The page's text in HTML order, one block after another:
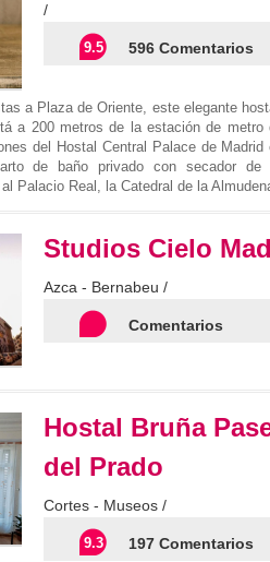
/
9.5 596 Comentarios
a Plaza de Oriente, este elegante
a 200 metros de la estación de
del Hostal Central Palace de
de baño privado con secador
Palacio Real, la Catedral de la
Studios Cielo
Azca - Bernabeu /
Comentarios
Hostal Bruña
del Prado
Cortes - Museos /
9.3 197 Comentarios